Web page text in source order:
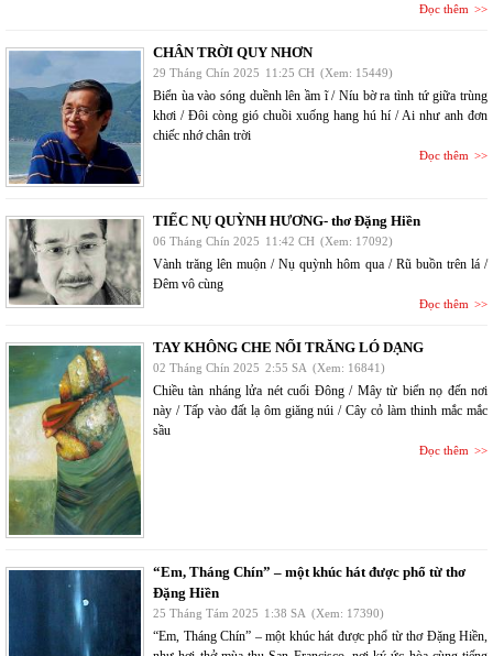
Đọc thêm
CHÂN TRỜI QUY NHƠN
29 Tháng Chín 2025 11:25 CH (Xem: 15449)
Biển ùa vào sóng duềnh lên ầm ĩ / Níu bờ ra tình tứ giữa trùng
khơi / Đôi còng gió chuồi xuống hang hú hí / Ai như anh đơn
chiếc nhớ chân trời
Đọc thêm
TIẾC NỤ QUỲNH HƯƠNG- thơ Đặng Hiền
06 Tháng Chín 2025 11:42 CH (Xem: 17092)
Vành trăng lên muộn / Nụ quỳnh hôm qua / Rũ buồn trên lá /
Đêm vô cùng
Đọc thêm
TAY KHÔNG CHE NỔI TRĂNG LÓ DẠNG
02 Tháng Chín 2025 2:55 SA (Xem: 16841)
Chiều tàn nháng lửa nét cuối Đông / Mây từ biển nọ đến nơi
này / Tấp vào đất lạ ôm giăng núi / Cây cỏ làm thinh mắc mắc
sầu
Đọc thêm
“Em, Tháng Chín” – một khúc hát được phổ từ thơ
Đặng Hiền
25 Tháng Tám 2025 1:38 SA (Xem: 17390)
“Em, Tháng Chín” – một khúc hát được phổ từ thơ Đặng Hiền,